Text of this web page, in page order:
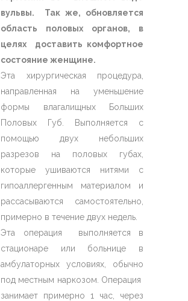
вульвы. Так же, обновляется
область половых органов, в
целях доставить комфортное
состояние женщине.
Эта хирургическая процедура,
направленная на уменьшение
формы влагалищных Больших
Половых Губ. Выполняется с
помощью двух небольших
разрезов на половых губах,
которые ушиваются нитями с
гипоаллергенным материалом и
рассасываются самостоятельно,
примерно в течение двух недель.
Эта операция выполняется в
стационаре или больнице в
амбулаторных условиях, обычно
под местным наркозом. Операция
занимает примерно 1 час, через